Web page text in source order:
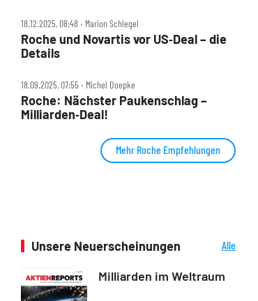
18.12.2025, 08:48 ‧ Marion Schlegel
Roche und Novartis vor US‑Deal – die
Details
18.09.2025, 07:55 ‧ Michel Doepke
Roche: Nächster Paukenschlag –
Milliarden‑Deal!
Mehr Roche Empfehlungen
Unsere Neuerscheinungen
Alle
Milliarden im Weltraum